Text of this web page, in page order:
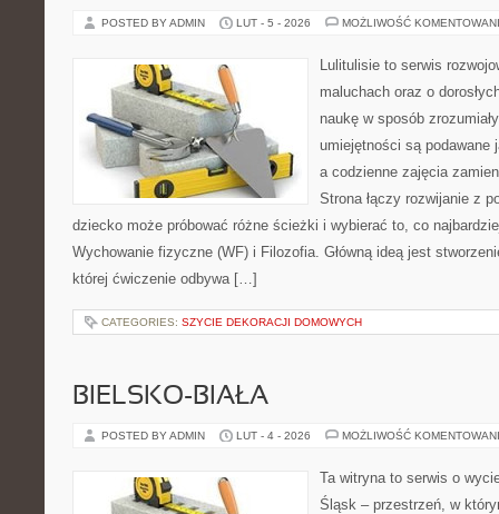
POSTED BY ADMIN LUT - 5 - 2026 MOŻLIWOŚĆ
Lulitulisie to serwis
maluchach oraz o
naukę w sposób
umiejętności są podawane
a codzienne zajęcia
Strona łączy rozwijanie z
dziecko może próbować różne ścieżki i wybierać to, co
Wychowanie fizyczne (WF) i Filozofia. Główną ideą jest
której ćwiczenie odbywa […]
CATEGORIES: SZYCIE DEKORACJI DOMOWYCH
BIELSKO-BIAŁA
POSTED BY ADMIN LUT - 4 - 2026 MOŻLIWOŚĆ
Ta witryna to serwis o
Śląsk – przestrzeń, w